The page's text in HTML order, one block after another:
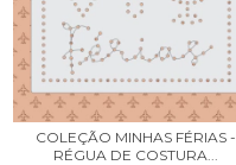
COLEÇÃO MINHAS FÉRIAS -
RÉGUA DE COSTURA...